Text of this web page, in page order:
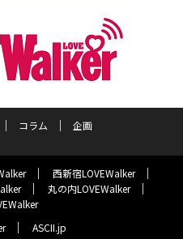
コラム 企画
西新宿LOVEWalker
丸の内LOVEWalker
ASCII.jp